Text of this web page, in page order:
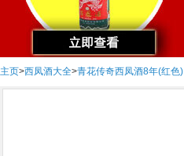
主页>西凤酒大全>青花传奇西凤酒8年(红色)